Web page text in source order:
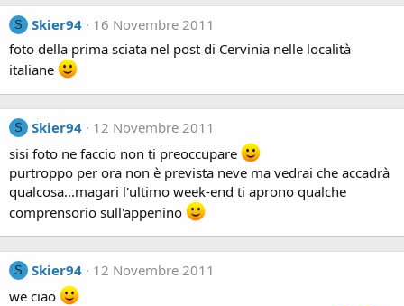
S Skier94
16 Novembre 2011
foto della prima sciata nel post di Cervinia nelle località
italiane
S Skier94
12 Novembre 2011
sisi foto ne faccio non ti preoccupare
purtroppo per ora non è prevista neve ma vedrai che accadrà
qualcosa...magari l'ultimo week-end ti aprono qualche
comprensorio sull'appenino
S Skier94
12 Novembre 2011
we ciao